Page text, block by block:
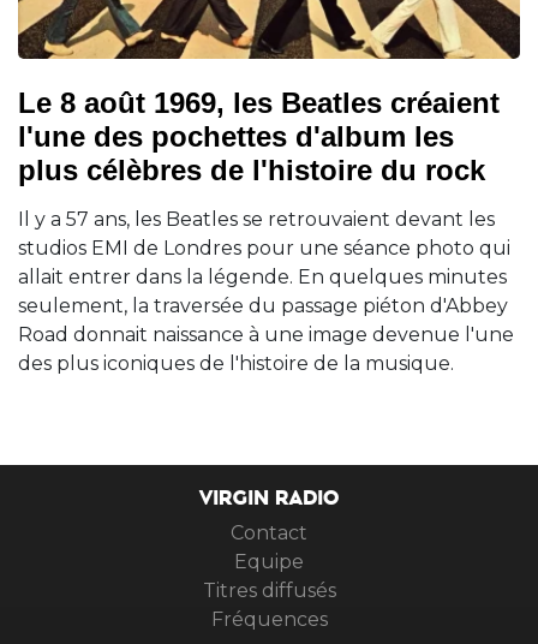
Le 8 août 1969, les Beatles créaient
l'une des pochettes d'album les
plus célèbres de l'histoire du rock
Il y a 57 ans, les Beatles se retrouvaient devant les
studios EMI de Londres pour une séance photo qui
allait entrer dans la légende. En quelques minutes
seulement, la traversée du passage piéton d'Abbey
Road donnait naissance à une image devenue l'une
des plus iconiques de l'histoire de la musique.
VIRGIN RADIO
Contact
Equipe
Titres diffusés
Fréquences